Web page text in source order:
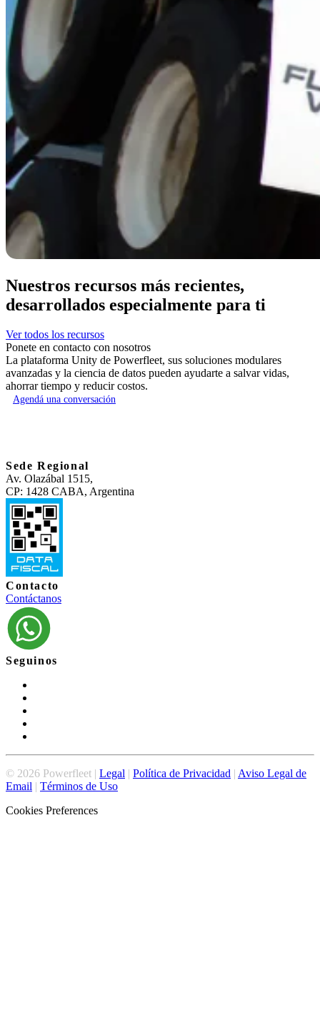
Nuestros recursos más recientes,
desarrollados especialmente para ti
Ver todos los recursos
Ponete en contacto con nosotros
La plataforma Unity de Powerfleet, sus soluciones modulares
avanzadas y la ciencia de datos pueden ayudarte a salvar vidas,
ahorrar tiempo y reducir costos.
Agendá una conversación
Sede Regional
Av. Olazábal 1515,
CP: 1428 CABA, Argentina
Contacto
Contáctanos
Seguinos
© 2026 Powerfleet | Legal | Política de Privacidad | Aviso Legal de
Email | Términos de Uso
Cookies Preferences